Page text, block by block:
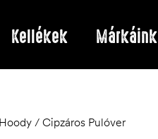
Kellékek Márkáink
/ Cipzáros Pulóver